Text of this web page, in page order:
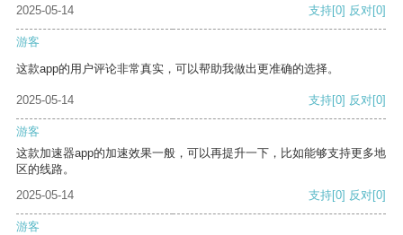
2025-05-14
支持[0] 反对[0]
游客
这款app的用户评论非常真实，可以帮助我做出更准确的选择。
2025-05-14 支持[0] 反对[0]
游客
这款加速器app的加速效果一般，可以再提升一下，比如能够支持更多地
区的线路。
2025-05-14
支持[0] 反对[0]
游客